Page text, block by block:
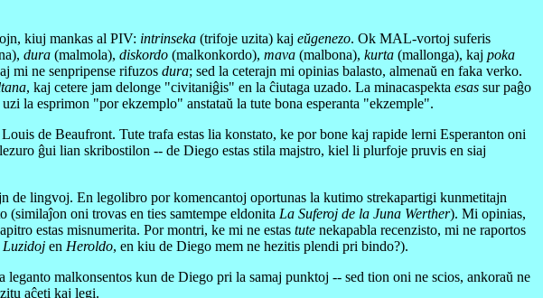
kiuj mankas al PIV: intrinseka (trifoje uzita) kaj eŭgenezo. Ok MAL-vortoj suferis
dura (malmola), diskordo (malkonkordo), mava (malbona), kurta (mallonga), kaj poka
mi ne senpripense rifuzos dura; sed la ceterajn mi opinias balasto, almenaŭ en faka verko.
, kaj cetere jam delonge "civitaniĝis" en la ĉiutaga uzado. La minacaspekta esas sur paĝo
la esprimon "por ekzemplo" anstataŭ la tute bona esperanta "ekzemple".
de Beaufront. Tute trafa estas lia konstato, ke por bone kaj rapide lerni Esperanton oni
ĝui lian skribostilon -- de Diego estas stila majstro, kiel li plurfoje pruvis en siaj
lingvoj. En legolibro por komencantoj oportunas la kutimo strekapartigi kunmetitajn
oni trovas en ties samtempe eldonita La Suferoj de la Juna Werther). Mi opinias,
estas misnumerita. Por montri, ke mi ne estas tute nekapabla recenzisto, mi ne raportos
Luzidoj en Heroldo, en kiu de Diego mem ne hezitis plendi pri bindo?).
malkonsentos kun de Diego pri la samaj punktoj -- sed tion oni ne scios, ankoraŭ ne
aĉeti kaj legi.